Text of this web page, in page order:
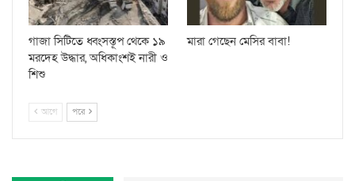
গাজা সিটিতে ধ্বংসস্তূপ থেকে ১৯
মরদেহ উদ্ধার, অধিকাংশই নারী ও
শিশু
মারা গেছেন মেসির বাবা!
আগে পরে